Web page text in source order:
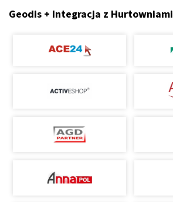
Geodis + Integracja z Hurtowniami